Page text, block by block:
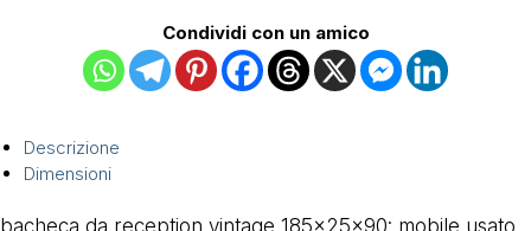
Condividi con un amico
Descrizione
Dimensioni
bacheca da reception vintage 185x25x90: mobile usato